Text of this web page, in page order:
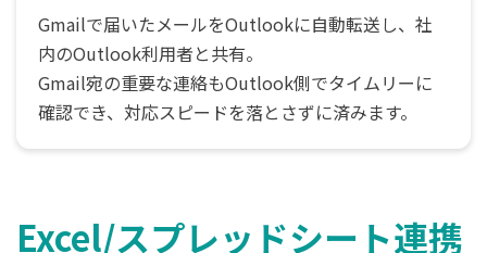
Gmailで届いたメールをOutlookに自動転送し、社
内のOutlook利用者と共有。
Gmail宛の重要な連絡もOutlook側でタイムリーに
確認でき、対応スピードを落とさずに済みます。
Excel/スプレッドシート連携